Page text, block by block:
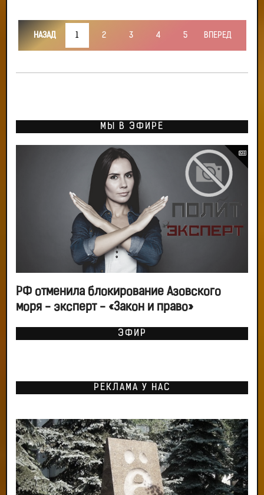
НАЗАД 1 2 3 4 5 ВПЕРЕД
МЫ В ЭФИРЕ
РФ отменила блокирование Азовского
моря - эксперт - «Закон и право»
ЭФИР
РЕКЛАМА У НАС